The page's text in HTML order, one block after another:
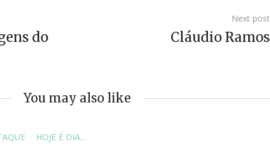
do
Next post
Cláudio Ramos
You may also like
HOJE É DIA...